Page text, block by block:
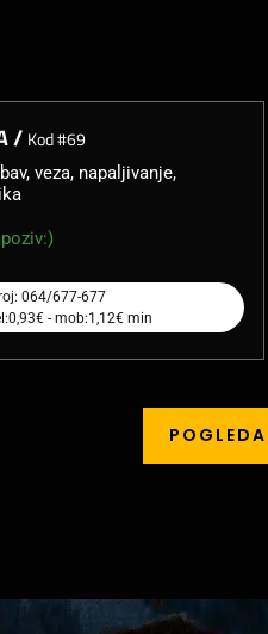
/ Kod #69
veza, napaljivanje,
064/677-677
- mob:1,12€ min